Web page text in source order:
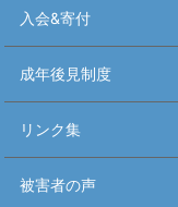
入会&寄付
成年後見制度
リンク集
被害者の声